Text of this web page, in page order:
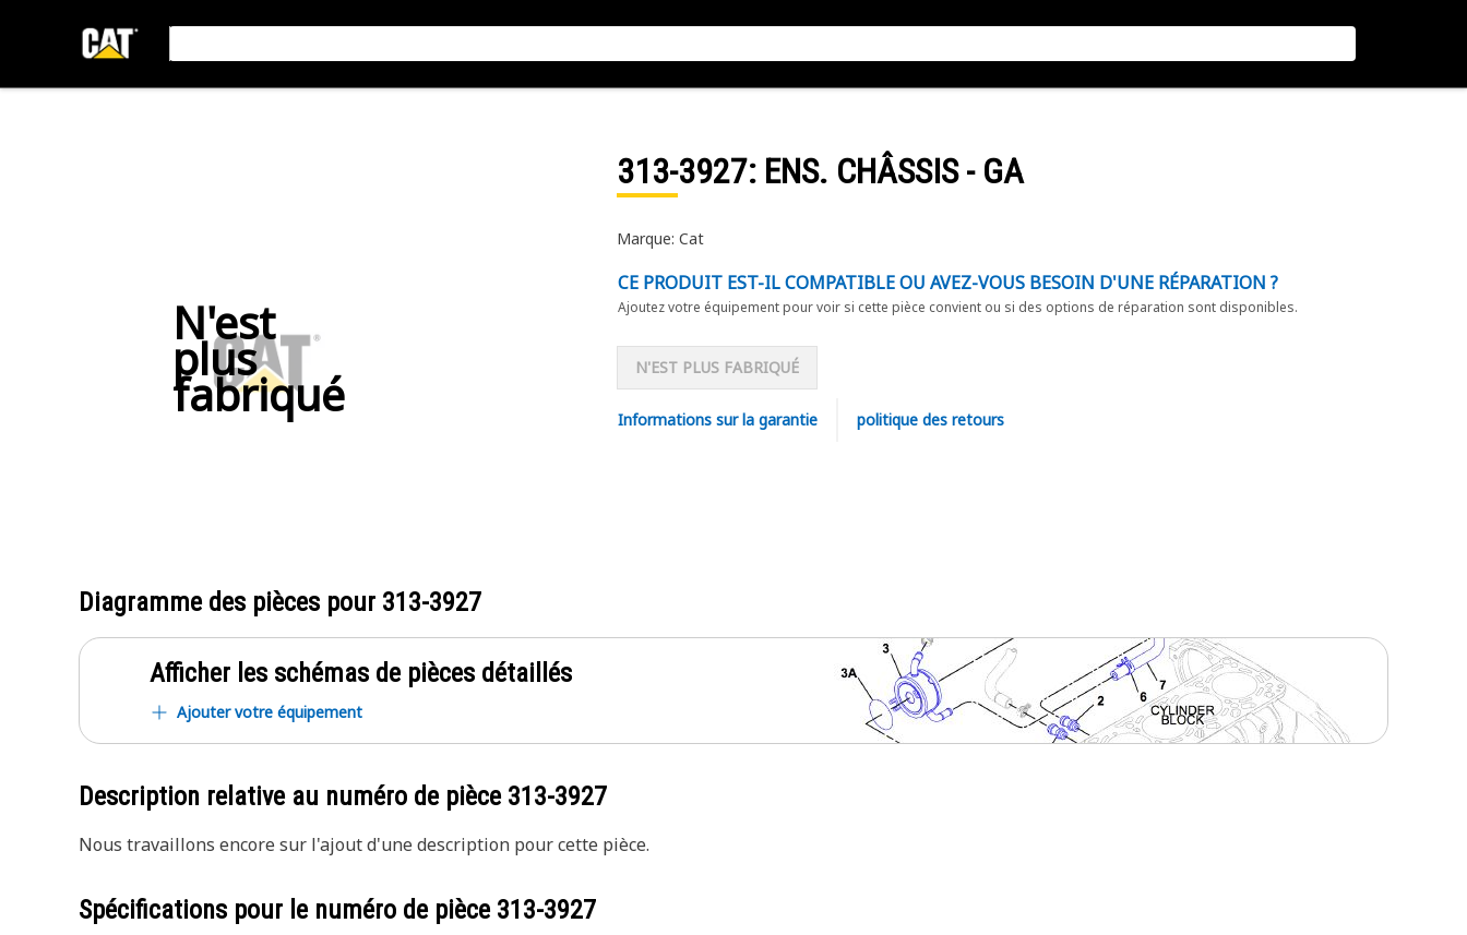
N'est
plus
fabriqué
313-3927: ENS. CHÂSSIS - GA
Marque: Cat
CE PRODUIT EST-IL COMPATIBLE OU AVEZ-VOUS BESOIN D'UNE RÉPARATION ?
Ajoutez votre équipement pour voir si cette pièce convient ou si des options de réparation sont disponibles.
N'EST PLUS FABRIQUÉ
Informations sur la garantie politique des retours
Diagramme des pièces pour 313-3927
Afficher les schémas de pièces détaillés
Ajouter votre équipement
Description relative au numéro de pièce 313-3927
Nous travaillons encore sur l'ajout d'une description pour cette pièce.
Spécifications pour le numéro de pièce 313-3927